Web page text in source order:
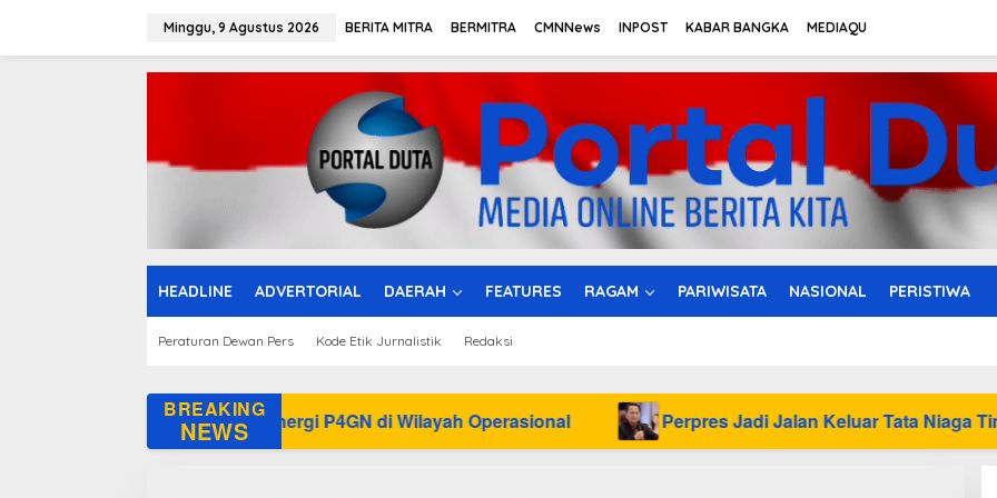
Minggu, 9 Agustus 2026 BERITA MITRA BERMITRA CMNNews INPOST KABAR BANGKA MEDIAQU
HEADLINE ADVERTORIAL DAERAH FEATURES RAGAM PARIWISATA NASIONAL PERISTIWA
Peraturan Dewan Pers Kode Etik Jurnalistik Redaksi
BREAKING
NEWS
Perkuat Sinergi P4GN di Wilayah Operasional Perpres Jadi Jalan Keluar Tata Niaga Timah Belitung,